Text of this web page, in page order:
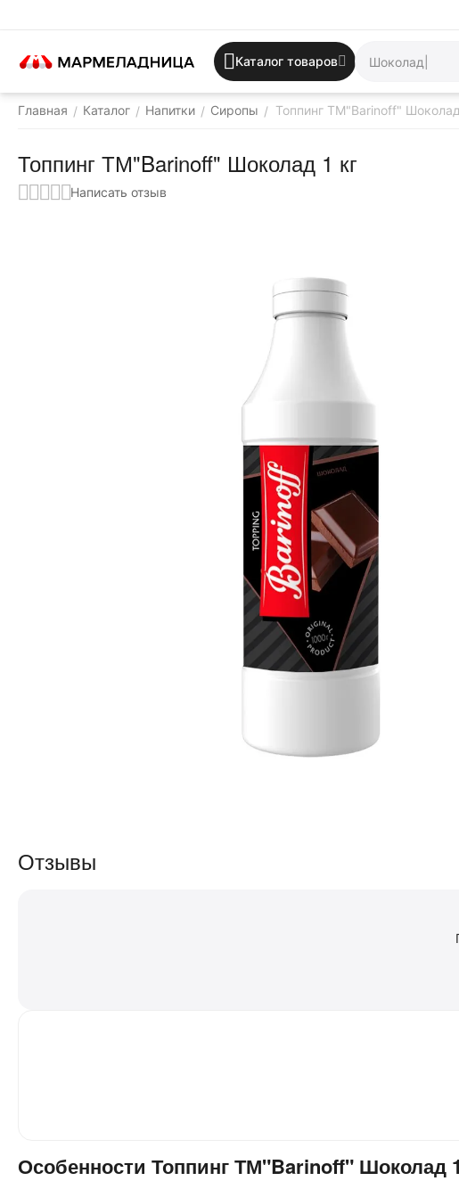
Каталог товаров
Главная / Каталог / Напитки / Сиропы / Топпинг ТМ"Barinoff"
Топпинг ТМ"Barinoff" Шоколад 1 кг
Написать отзыв
Отзывы
Особенности Топпинг ТМ"Barinoff" Шоколад